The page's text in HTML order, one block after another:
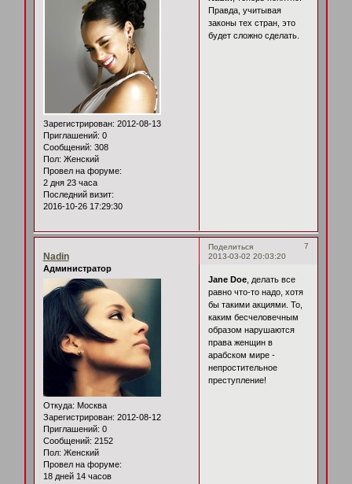
Зарегистрирован: 2012-08-13
Приглашений: 0
Сообщений: 308
Пол: Женский
Провел на форуме:
2 дня 23 часа
Последний визит:
2016-10-26 17:29:30
Правда, учитывая
законы тех стран, это
будет сложно сделать.
Поделиться
7
2013-03-02 20:03:20
Nadin
Администратор
Откуда: Москва
Зарегистрирован: 2012-08-12
Приглашений: 0
Сообщений: 2152
Пол: Женский
Провел на форуме:
18 дней 14 часов
Jane Doe, делать все
равно что-то надо, хотя
бы такими акциями. То,
каким бесчеловечным
образом нарушаются
права женщин в
арабском мире -
непростительное
преступление!